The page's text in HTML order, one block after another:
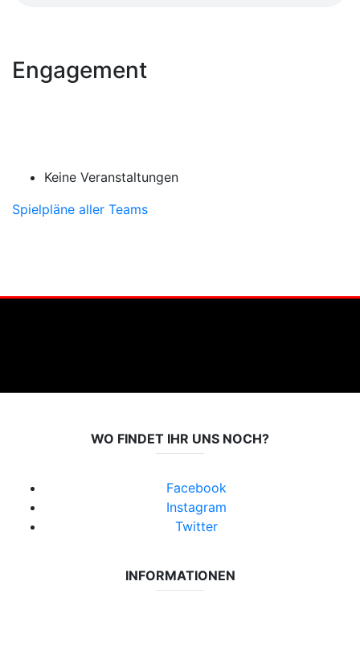
Engagement
Keine Veranstaltungen
Spielpläne aller Teams
WO FINDET IHR UNS NOCH?
Facebook
Instagram
Twitter
INFORMATIONEN